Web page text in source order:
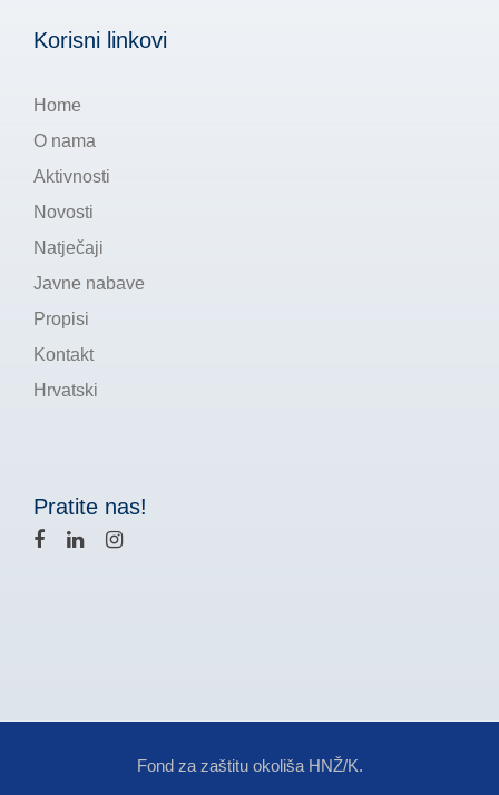
Korisni linkovi
Home
O nama
Aktivnosti
Novosti
Natječaji
Javne nabave
Propisi
Kontakt
Hrvatski
Pratite nas!
Fond za zaštitu okoliša HNŽ/K.